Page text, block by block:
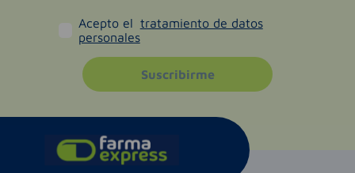
Acepto el tratamiento de datos
personales
Suscribirme